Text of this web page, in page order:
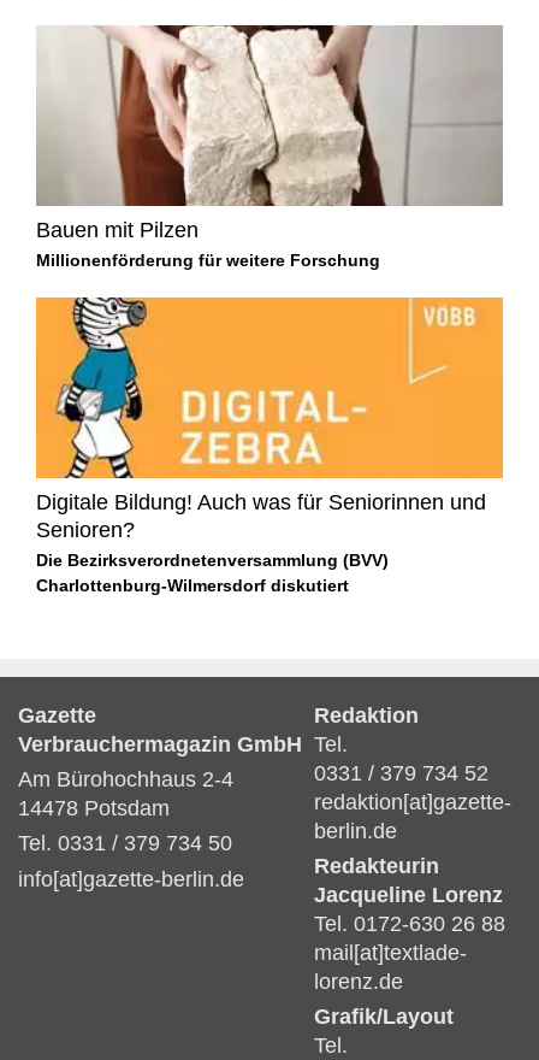
Bauen mit Pilzen
Millionenförderung für weitere Forschung
Digitale Bildung! Auch was für Seniorinnen und
Senioren?
Die Bezirksverordnetenversammlung (BVV)
Charlottenburg-Wilmersdorf diskutiert
Gazette
Verbrauchermagazin GmbH
Am Bürohochhaus 2-4
14478 Potsdam
Tel. 0331 / 379 734 50
info[at]gazette-berlin.de
Redaktion
Tel.
0331 / 379 734 52
redaktion[at]gazette-
berlin.de
Redakteurin
Jacqueline Lorenz
Tel. 0172-630 26 88
mail[at]textlade-
lorenz.de
Grafik/Layout
Tel.